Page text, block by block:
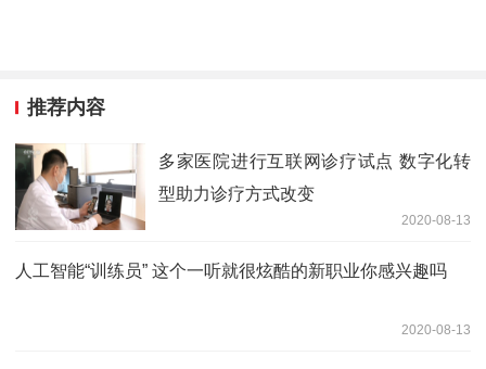
推荐内容
多家医院进行互联网诊疗试点 数字化转
型助力诊疗方式改变
2020-08-13
人工智能“训练员” 这个一听就很炫酷的新职业你感兴趣吗
2020-08-13